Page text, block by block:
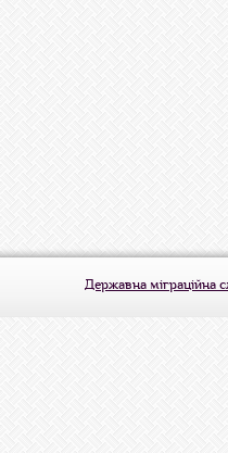
Державна міграційна